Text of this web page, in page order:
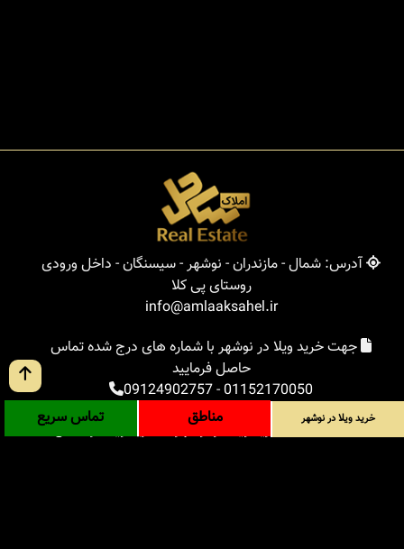
آدرس: شمال - مازندران - نوشهر - سیسنگان - داخل ورودی
روستای پی کلا
info@amlaaksahel.ir
جهت خرید ویلا در نوشهر با شماره های درج شده تماس
حاصل فرمایید
01152170050
-
09124902757
املاک ساحل
خرید ویلا در نوشهر
خرید ویلا در شمال
خرید ویلا در نوشهر مناطق تماس سریع